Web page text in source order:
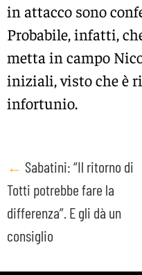
in attacco sono
Probabile, infatti,
metta in campo
iniziali, visto che è
infortunio.
Post
navigation
← Sabatini: “Il ritorno di
Totti potrebbe fare la
differenza”. E gli dà un
consiglio